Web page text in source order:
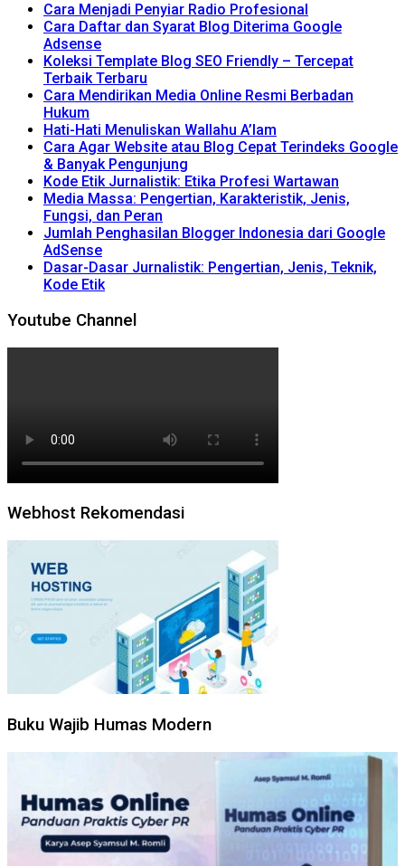
Cara Menjadi Penyiar Radio Profesional
Cara Daftar dan Syarat Blog Diterima Google
Adsense
Koleksi Template Blog SEO Friendly – Tercepat
Terbaik Terbaru
Cara Mendirikan Media Online Resmi Berbadan
Hukum
Hati-Hati Menuliskan Wallahu A’lam
Cara Agar Website atau Blog Cepat Terindeks Google
& Banyak Pengunjung
Kode Etik Jurnalistik: Etika Profesi Wartawan
Media Massa: Pengertian, Karakteristik, Jenis,
Fungsi, dan Peran
Jumlah Penghasilan Blogger Indonesia dari Google
AdSense
Dasar-Dasar Jurnalistik: Pengertian, Jenis, Teknik,
Kode Etik
Youtube Channel
Webhost Rekomendasi
Buku Wajib Humas Modern